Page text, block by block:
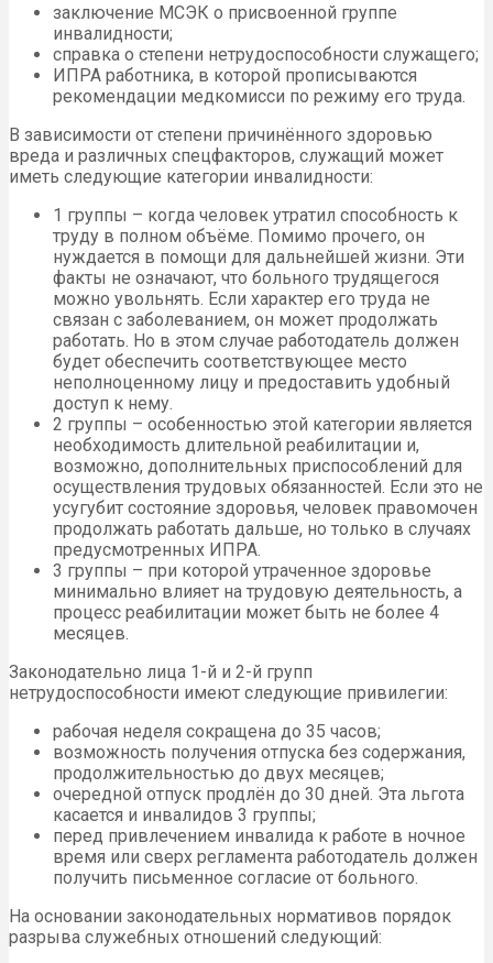
заключение МСЭК о присвоенной группе
инвалидности;
справка о степени нетрудоспособности служащего;
ИПРА работника, в которой прописываются
рекомендации медкомисси по режиму его труда.
В зависимости от степени причинённого здоровью
вреда и различных спецфакторов, служащий может
иметь следующие категории инвалидности:
1 группы – когда человек утратил способность к
труду в полном объёме. Помимо прочего, он
нуждается в помощи для дальнейшей жизни. Эти
факты не означают, что больного трудящегося
можно увольнять. Если характер его труда не
связан с заболеванием, он может продолжать
работать. Но в этом случае работодатель должен
будет обеспечить соответствующее место
неполноценному лицу и предоставить удобный
доступ к нему.
2 группы – особенностью этой категории является
необходимость длительной реабилитации и,
возможно, дополнительных приспособлений для
осуществления трудовых обязанностей. Если это не
усугубит состояние здоровья, человек правомочен
продолжать работать дальше, но только в случаях
предусмотренных ИПРА.
3 группы – при которой утраченное здоровье
минимально влияет на трудовую деятельность, а
процесс реабилитации может быть не более 4
месяцев.
Законодательно лица 1-й и 2-й групп
нетрудоспособности имеют следующие привилегии:
рабочая неделя сокращена до 35 часов;
возможность получения отпуска без содержания,
продолжительностью до двух месяцев;
очередной отпуск продлён до 30 дней. Эта льгота
касается и инвалидов 3 группы;
перед привлечением инвалида к работе в ночное
время или сверх регламента работодатель должен
получить письменное согласие от больного.
На основании законодательных нормативов порядок
разрыва служебных отношений следующий: